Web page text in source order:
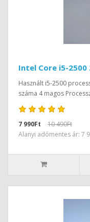
Intel Core i5-2500
Használt i5-2500
száma 4 magos
7 990Ft
10 490Ft
Alanyi adómentes ár: 7